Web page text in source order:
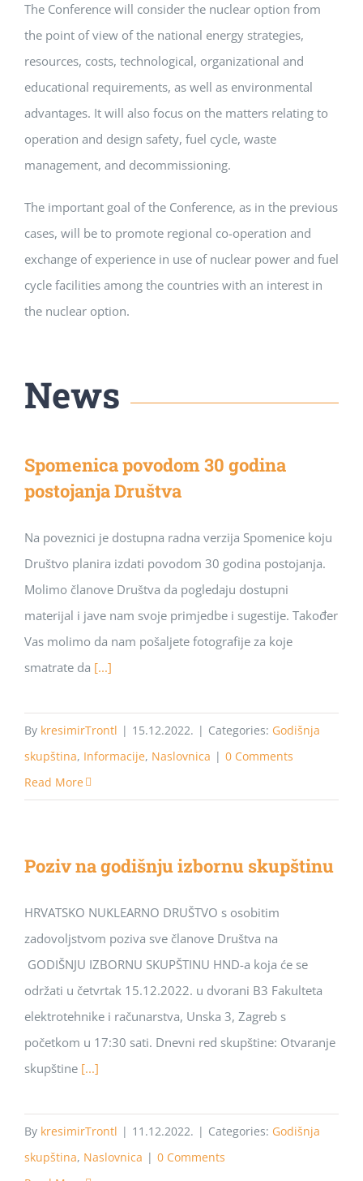
The Conference will consider the nuclear option from
the point of view of the national energy strategies,
resources, costs, technological, organizational and
educational requirements, as well as environmental
advantages. It will also focus on the matters relating to
operation and design safety, fuel cycle, waste
management, and decommissioning.
The important goal of the Conference, as in the previous
cases, will be to promote regional co-operation and
exchange of experience in use of nuclear power and fuel
cycle facilities among the countries with an interest in
the nuclear option.
News
Spomenica povodom 30 godina
postojanja Društva
Na poveznici je dostupna radna verzija Spomenice koju
Društvo planira izdati povodom 30 godina postojanja.
Molimo članove Društva da pogledaju dostupni
materijal i jave nam svoje primjedbe i sugestije. Također
Vas molimo da nam pošaljete fotografije za koje
smatrate da [...]
By kresimirTrontl | 15.12.2022. | Categories: Godišnja
skupština, Informacije, Naslovnica | 0 Comments
Read More
Poziv na godišnju izbornu skupštinu
HRVATSKO NUKLEARNO DRUŠTVO s osobitim
zadovoljstvom poziva sve članove Društva na
GODIŠNJU IZBORNU SKUPŠTINU HND-a koja će se
održati u četvrtak 15.12.2022. u dvorani B3 Fakulteta
elektrotehnike i računarstva, Unska 3, Zagreb s
početkom u 17:30 sati. Dnevni red skupštine: Otvaranje
skupštine [...]
By kresimirTrontl | 11.12.2022. | Categories: Godišnja
skupština, Naslovnica | 0 Comments